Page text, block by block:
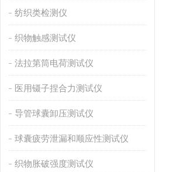
纺织类检测仪
织物触感测试仪
法拉第筒电荷测试仪
医用镊子捏合力测试仪
导管球囊卸压测试仪
球囊疲劳泄漏和顺应性测试仪
织物胀破强度测试仪